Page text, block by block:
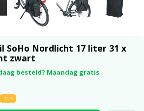
SoHo Nordlicht 17 liter 31 x
zwart
besteld? Maandag gratis
-10%